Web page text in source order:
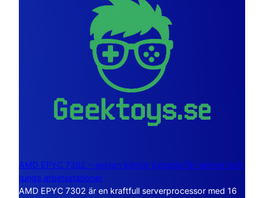
AMD EPYC 7302 – sexton kärnor byggda för servrar och
tunga arbetsstationer
AMD EPYC 7302 är en kraftfull serverprocessor med 16